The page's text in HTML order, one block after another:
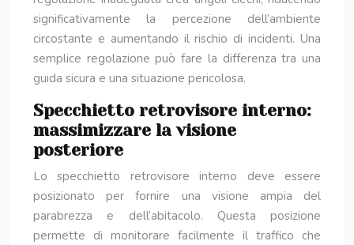
significativamente la percezione dell’ambiente
circostante e aumentando il rischio di incidenti. Una
semplice regolazione può fare la differenza tra una
guida sicura e una situazione pericolosa.
Specchietto retrovisore interno:
massimizzare la visione
posteriore
Lo specchietto retrovisore interno deve essere
posizionato per fornire una visione ampia del
parabrezza e dell’abitacolo. Questa posizione
permette di monitorare facilmente il traffico che